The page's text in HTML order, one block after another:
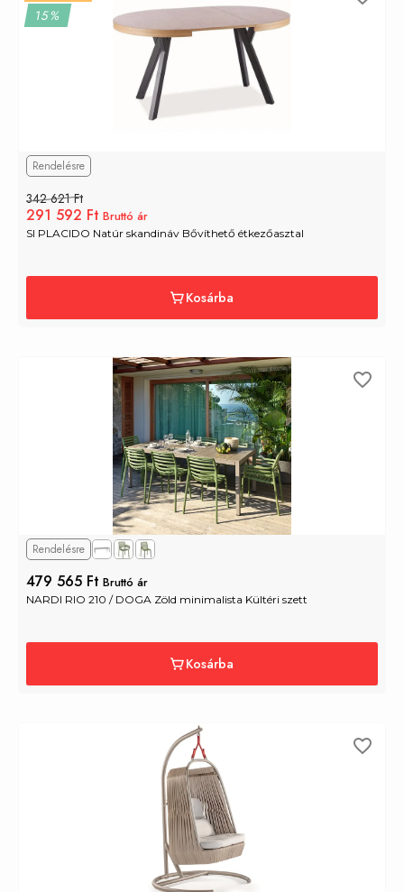
15%
Rendelésre
342 621 Ft
291 592 Ft Bruttó ár
SI PLACIDO Natúr skandináv Bővíthető étkezőasztal
Kosárba
Rendelésre
479 565 Ft Bruttó ár
NARDI RIO 210 / DOGA Zöld minimalista Kültéri szett
Kosárba